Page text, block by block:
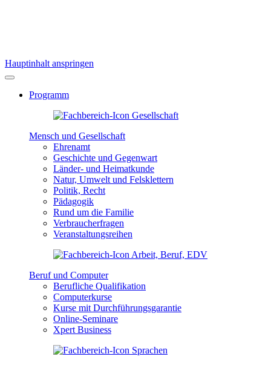
Hauptinhalt anspringen
Programm
Mensch und Gesellschaft
Ehrenamt
Geschichte und Gegenwart
Länder- und Heimatkunde
Natur, Umwelt und Felsklettern
Politik, Recht
Pädagogik
Rund um die Familie
Verbraucherfragen
Veranstaltungsreihen
Beruf und Computer
Berufliche Qualifikation
Computerkurse
Kurse mit Durchführungsgarantie
Online-Seminare
Xpert Business